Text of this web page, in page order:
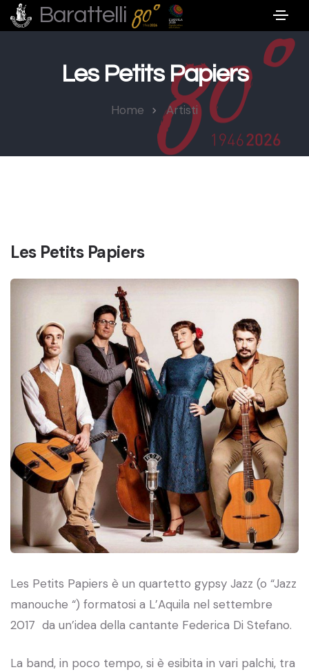
Barattelli
Les Petits Papiers
Home Artisti
Les Petits Papiers
Les Petits Papiers è un quartetto gypsy Jazz (o “Jazz
manouche “) formatosi a L’Aquila nel settembre
2017 da un’idea della cantante Federica Di Stefano.
La band, in poco tempo, si è esibita in vari palchi, tra